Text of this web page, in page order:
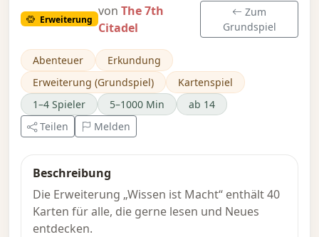
Erweiterung
von The 7th
Citadel
Zum
Grundspiel
Abenteuer
Erkundung
Erweiterung (Grundspiel)
Kartenspiel
1–4 Spieler
5–1000 Min
ab 14
Teilen
Melden
Beschreibung
Die Erweiterung „Wissen ist Macht“ enthält 40
Karten für alle, die gerne lesen und Neues
entdecken.